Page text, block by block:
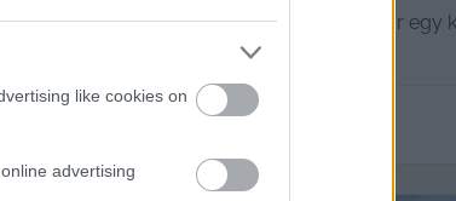
like cookies on
advertising
minden előnyével és hátrányával. Idén már egy